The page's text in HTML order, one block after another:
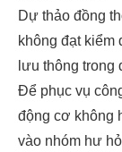
Dự thảo đồng
không đạt kiểm
lưu thông trong
Để phục vụ
động cơ không
vào nhóm hư